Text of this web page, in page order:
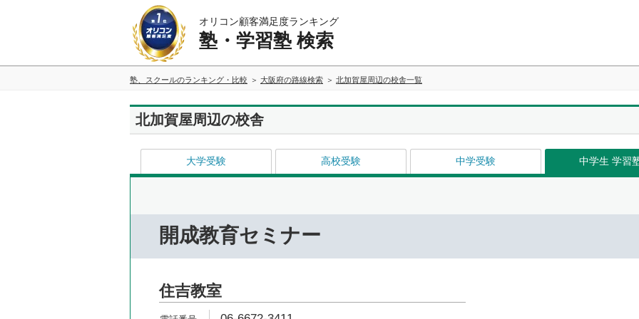
オリコン顧客満足度ランキング
塾・学習塾 検索
塾、スクールのランキング・比較 大阪府の路線検索 北加賀屋周辺の校舎一覧
北加賀屋周辺の校舎
大学受験 高校受験 中学受験 中学生 学習
開成教育セミナー
住吉教室